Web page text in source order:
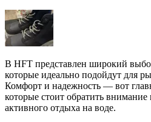
В HFT представлен широкий
которые идеально подойдут для
Комфорт и надежность — вот
которые стоит обратить
активного отдыха на воде.